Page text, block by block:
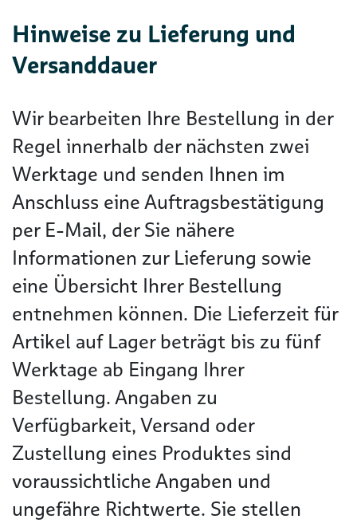
Hinweise zu Lieferung und
Versanddauer
Wir bearbeiten Ihre Bestellung in der
Regel innerhalb der nächsten zwei
Werktage und senden Ihnen im
Anschluss eine Auftragsbestätigung
per E-Mail, der Sie nähere
Informationen zur Lieferung sowie
eine Übersicht Ihrer Bestellung
entnehmen können. Die Lieferzeit für
Artikel auf Lager beträgt bis zu fünf
Werktage ab Eingang Ihrer
Bestellung. Angaben zu
Verfügbarkeit, Versand oder
Zustellung eines Produktes sind
voraussichtliche Angaben und
ungefähre Richtwerte. Sie stellen